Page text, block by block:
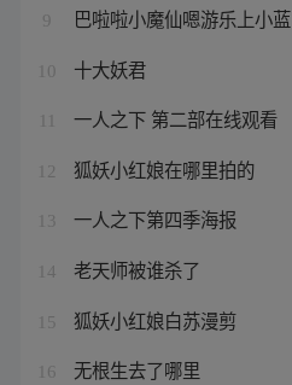
9 巴啦啦小魔仙嗯游乐上小蓝
10 十大妖君
一人之下 第二部在线观看
12 狐妖小红娘在哪里拍的
13 一人之下第四季海报
14 老天师被谁杀了
15 狐妖小红娘白苏漫剪
16 无根生去了哪里